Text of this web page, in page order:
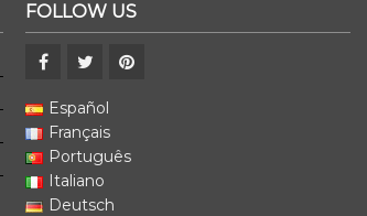
FOLLOW US
Español
Français
Português
Italiano
Deutsch